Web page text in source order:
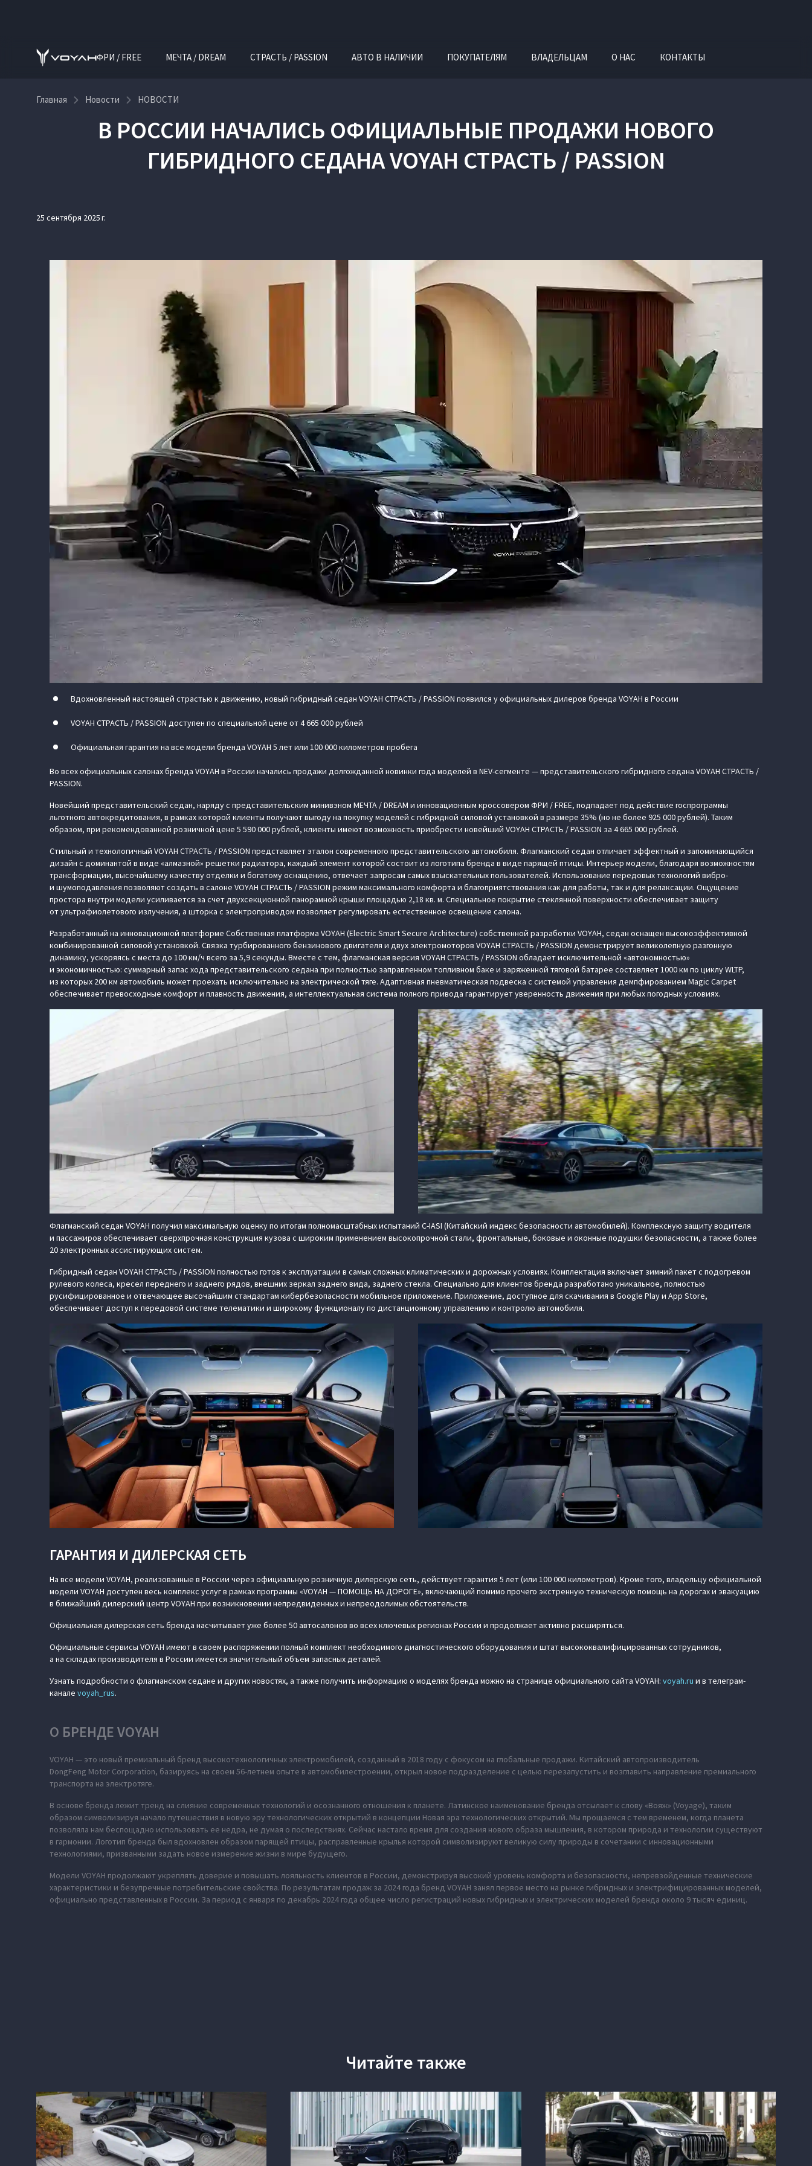
ФРИ / FREE МЕЧТА / DREAM СТРАСТЬ / PASSION АВТО В НАЛИЧИИ ПОКУПАТЕЛЯМ ВЛАДЕЛЬЦАМ О НАС КОНТАКТЫ
Главная Новости НОВОСТИ
В РОССИИ НАЧАЛИСЬ ОФИЦИАЛЬНЫЕ ПРОДАЖИ НОВОГО
ГИБРИДНОГО СЕДАНА VOYAH СТРАСТЬ / PASSION
25 сентября 2025 г.
Вдохновленный настоящей страстью к движению, новый гибридный седан VOYAH СТРАСТЬ / PASSION появился у официальных дилеров бренда VOYAH в России
VOYAH СТРАСТЬ / PASSION доступен по специальной цене от 4 665 000 рублей
Официальная гарантия на все модели бренда VOYAH 5 лет или 100 000 километров пробега
Во всех официальных салонах бренда VOYAH в России начались продажи долгожданной новинки года моделей в NEV-сегменте — представительского гибридного седана VOYAH СТРАСТЬ /
PASSION.
Новейший представительский седан, наряду с представительским минивэном МЕЧТА / DREAM и инновационным кроссовером ФРИ / FREE, подпадает под действие госпрограммы
льготного автокредитования, в рамках которой клиенты получают выгоду на покупку моделей с гибридной силовой установкой в размере 35% (но не более 925 000 рублей). Таким
образом, при рекомендованной розничной цене 5 590 000 рублей, клиенты имеют возможность приобрести новейший VOYAH СТРАСТЬ / PASSION за 4 665 000 рублей.
Стильный и технологичный VOYAH СТРАСТЬ / PASSION представляет эталон современного представительского автомобиля. Флагманский седан отличает эффектный и запоминающийся
дизайн с доминантой в виде «алмазной» решетки радиатора, каждый элемент которой состоит из логотипа бренда в виде парящей птицы. Интерьер модели, благодаря возможностям
трансформации, высочайшему качеству отделки и богатому оснащению, отвечает запросам самых взыскательных пользователей. Использование передовых технологий вибро-
и шумоподавления позволяют создать в салоне VOYAH СТРАСТЬ / PASSION режим максимального комфорта и благоприятствования как для работы, так и для релаксации. Ощущение
простора внутри модели усиливается за счет двухсекционной панорамной крыши площадью 2,18 кв. м. Специальное покрытие стеклянной поверхности обеспечивает защиту
от ультрафиолетового излучения, а шторка с электроприводом позволяет регулировать естественное освещение салона.
Разработанный на инновационной платформе Cобственная платформа VOYAH (Electric Smart Secure Architecture) собственной разработки VOYAH, седан оснащен высокоэффективной
комбинированной силовой установкой. Связка турбированного бензинового двигателя и двух электромоторов VOYAH СТРАСТЬ / PASSION демонстрирует великолепную разгонную
динамику, ускоряясь с места до 100 км/ч всего за 5,9 секунды. Вместе с тем, флагманская версия VOYAH СТРАСТЬ / PASSION обладает исключительной «автономностью»
и экономичностью: суммарный запас хода представительского седана при полностью заправленном топливном баке и заряженной тяговой батарее составляет 1000 км по циклу WLTP,
из которых 200 км автомобиль может проехать исключительно на электрической тяге. Адаптивная пневматическая подвеска с системой управления демпфированием Magic Carpet
обеспечивает превосходные комфорт и плавность движения, а интеллектуальная система полного привода гарантирует уверенность движения при любых погодных условиях.
Флагманский седан VOYAH получил максимальную оценку по итогам полномасштабных испытаний C-IASI (Китайский индекс безопасности автомобилей). Комплексную защиту водителя
и пассажиров обеспечивает сверхпрочная конструкция кузова с широким применением высокопрочной стали, фронтальные, боковые и оконные подушки безопасности, а также более
20 электронных ассистирующих систем.
Гибридный седан VOYAH СТРАСТЬ / PASSION полностью готов к эксплуатации в самых сложных климатических и дорожных условиях. Комплектация включает зимний пакет с подогревом
рулевого колеса, кресел переднего и заднего рядов, внешних зеркал заднего вида, заднего стекла. Специально для клиентов бренда разработано уникальное, полностью
русифицированное и отвечающее высочайшим стандартам кибербезопасности мобильное приложение. Приложение, доступное для скачивания в Google Play и App Store,
обеспечивает доступ к передовой системе телематики и широкому функционалу по дистанционному управлению и контролю автомобиля.
ГАРАНТИЯ И ДИЛЕРСКАЯ СЕТЬ
На все модели VOYAH, реализованные в России через официальную розничную дилерскую сеть, действует гарантия 5 лет (или 100 000 километров). Кроме того, владельцу официальной
модели VOYAH доступен весь комплекс услуг в рамках программы «VOYAH — ПОМОЩЬ НА ДОРОГЕ», включающий помимо прочего экстренную техническую помощь на дорогах и эвакуацию
в ближайший дилерский центр VOYAH при возникновении непредвиденных и непреодолимых обстоятельств.
Официальная дилерская сеть бренда насчитывает уже более 50 автосалонов во всех ключевых регионах России и продолжает активно расширяться.
Официальные сервисы VOYAH имеют в своем распоряжении полный комплект необходимого диагностического оборудования и штат высококвалифицированных сотрудников,
а на складах производителя в России имеется значительный объем запасных деталей.
Узнать подробности о флагманском седане и других новостях, а также получить информацию о моделях бренда можно на странице официального сайта VOYAH: voyah.ru и в телеграм-
канале voyah_rus.
О БРЕНДЕ VOYAH
VOYAH — это новый премиальный бренд высокотехнологичных электромобилей, созданный в 2018 году с фокусом на глобальные продажи. Китайский автопроизводитель
DongFeng Motor Corporation, базируясь на своем 56-летнем опыте в автомобилестроении, открыл новое подразделение с целью перезапустить и возглавить направление премиального
транспорта на электротяге.
В основе бренда лежит тренд на слияние современных технологий и осознанного отношения к планете. Латинское наименование бренда отсылает к слову «Вояж» (Voyage), таким
образом символизируя начало путешествия в новую эру технологических открытий в концепции Новая эра технологических открытий. Мы прощаемся с тем временем, когда планета
позволяла нам беспощадно использовать ее недра, не думая о последствиях. Сейчас настало время для создания нового образа мышления, в котором природа и технологии существуют
в гармонии. Логотип бренда был вдохновлен образом парящей птицы, расправленные крылья которой символизируют великую силу природы в сочетании с инновационными
технологиями, призванными задать новое измерение жизни в мире будущего.
Модели VOYAH продолжают укреплять доверие и повышать лояльность клиентов в России, демонстрируя высокий уровень комфорта и безопасности, непревзойденные технические
характеристики и безупречные потребительские свойства. По результатам продаж за 2024 года бренд VOYAH занял первое место на рынке гибридных и электрифицированных моделей,
официально представленных в России. За период с января по декабрь 2024 года общее число регистраций новых гибридных и электрических моделей бренда около 9 тысяч единиц.
Читайте также